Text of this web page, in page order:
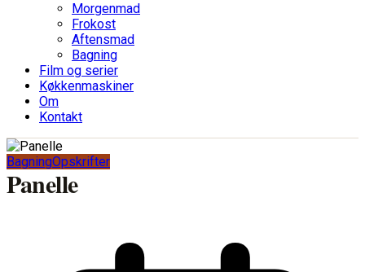
Morgenmad
Frokost
Aftensmad
Bagning
Film og serier
Køkkenmaskiner
Om
Kontakt
BagningOpskrifter
Panelle